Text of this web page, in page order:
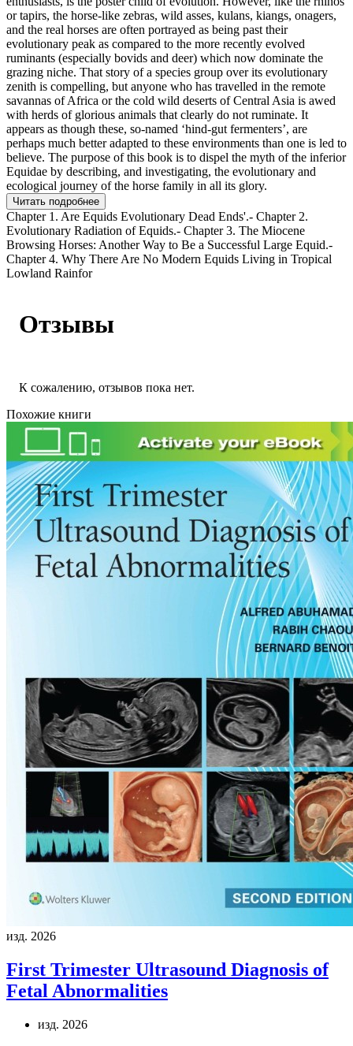
or tapirs, the horse-like zebras, wild asses, kulans, kiangs, onagers,
and the real horses are often portrayed as being past their
evolutionary peak as compared to the more recently evolved
ruminants (especially bovids and deer) which now dominate the
grazing niche. That story of a species group over its evolutionary
zenith is compelling, but anyone who has travelled in the remote
savannas of Africa or the cold wild deserts of Central Asia is awed
with herds of glorious animals that clearly do not ruminate. It
appears as though these, so-named ‘hind-gut fermenters’, are
perhaps much better adapted to these environments than one is led to
believe. The purpose of this book is to dispel the myth of the inferior
Equidae by describing, and investigating, the evolutionary and
ecological journey of the horse family in all its glory.
Читать подробнее
Chapter 1. Are Equids Evolutionary Dead Ends'.- Chapter 2.
Evolutionary Radiation of Equids.- Chapter 3. The Miocene
Browsing Horses: Another Way to Be a Successful Large Equid.-
Chapter 4. Why There Are No Modern Equids Living in Tropical
Lowland Rainfor
Отзывы
К сожалению, отзывов пока нет.
Похожие книги
изд. 2026
First Trimester Ultrasound Diagnosis of
Fetal Abnormalities
изд. 2026